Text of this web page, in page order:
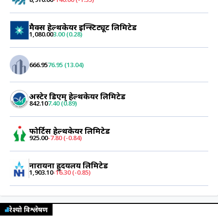
मैक्स हेल्थकेयर इन्स्टिट्यूट लिमिटेड
1,080.003.00 (0.28)
666.9576.95 (13.04)
अस्टेर डिएम् हेल्थकेयर लिमिटेड
842.107.40 (0.89)
फोर्टिस हेल्थकेयर लिमिटेड
925.00-7.80 (-0.84)
नारायना ह्रुदयलय लिमिटेड
1,903.10-16.30 (-0.85)
रेश्यो विश्लेषण